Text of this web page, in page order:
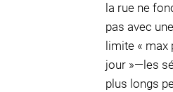
la rue ne
pas avec
limite « max
jour »—les
plus longs